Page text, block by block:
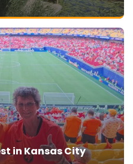
in Kansas City